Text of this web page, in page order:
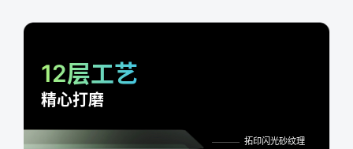
12层工艺
精心打磨
拓印闪光砂纹理